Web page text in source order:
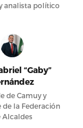
analista político
“Gaby”
de Camuy y
de la Federación
Alcaldes